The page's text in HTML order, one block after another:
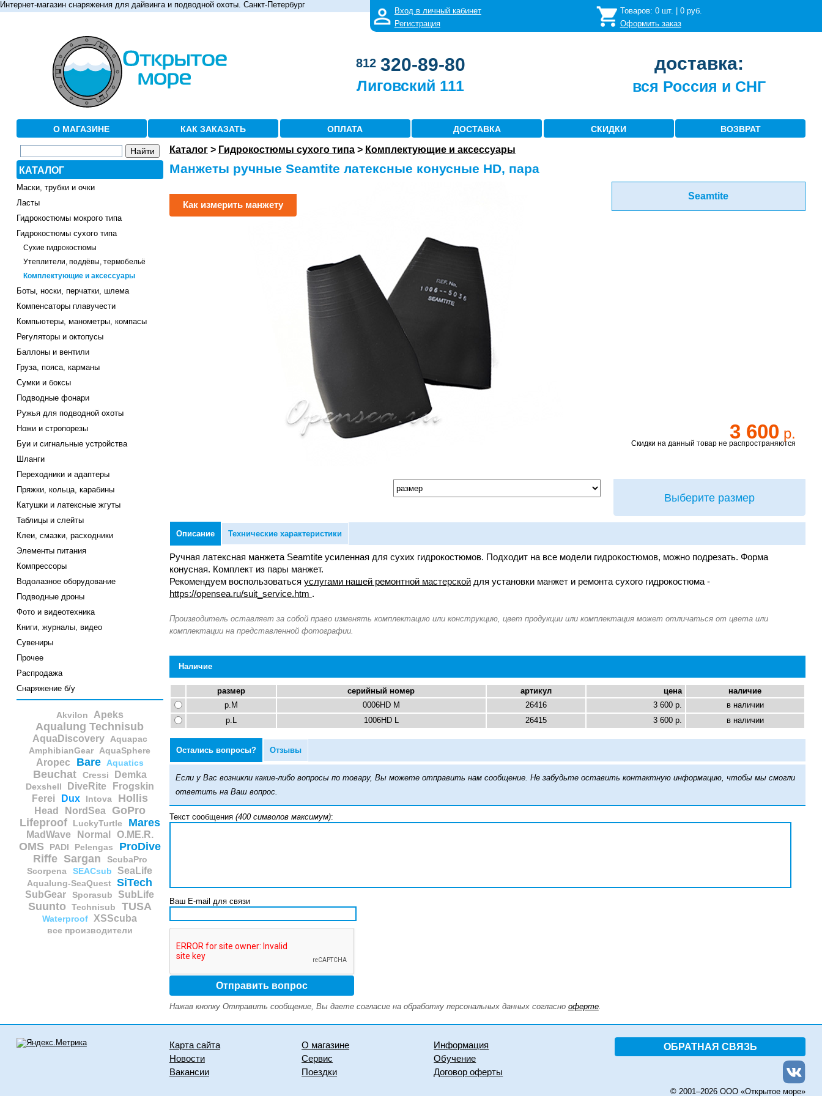
Интернет-магазин снаряжения для дайвинга и подводной охоты. Санкт-Петербург
Вход в личный кабинет
Регистрация
Товаров: 0шт. | 0руб.
Оформить заказ
812 320-89-80
Лиговский 111
доставка:
вся Россия и СНГ
О МАГАЗИНЕ КАК ЗАКАЗАТЬ ОПЛАТА ДОСТАВКА СКИДКИ ВОЗВРАТ
КАТАЛОГ
Маски, трубки и очки
Ласты
Гидрокостюмы мокрого типа
Гидрокостюмы сухого типа
Сухие гидрокостюмы
Утеплители, поддёвы, термобельё
Комплектующие и аксессуары
Боты, носки, перчатки, шлема
Компенсаторы плавучести
Компьютеры, манометры, компасы
Регуляторы и октопусы
Баллоны и вентили
Груза, пояса, карманы
Сумки и боксы
Подводные фонари
Ружья для подводной охоты
Ножи и стропорезы
Буи и сигнальные устройства
Шланги
Переходники и адаптеры
Пряжки, кольца, карабины
Катушки и латексные жгуты
Таблицы и слейты
Клеи, смазки, расходники
Элементы питания
Компрессоры
Водолазное оборудование
Подводные дроны
Фото и видеотехника
Книги, журналы, видео
Сувениры
Прочее
Распродажа
Снаряжение б/у
Akvilon Apeks
Aqualung Technisub
AquaDiscovery Aquapac
AmphibianGear AquaSphere
Aropec Bare Aquatics
Beuchat Cressi Demka
Dexshell DiveRite
Frogskin
Ferei
Dux Intova Hollis
Head NordSea
GoPro
Lifeproof
LuckyTurtle Mares
MadWave Normal O.ME.R.
OMS PADI Pelengas
ProDive
Riffe Sargan
ScubaPro
Scorpena
SEACsub SeaLife
Aqualung-SeaQuest SiTech
SubGear Sporasub SubLife
Suunto Technisub TUSA
Waterproof XSScuba
все производители
Каталог> Гидрокостюмы сухого типа> Комплектующие и аксессуары
Манжеты ручные Seamtite латексные конусные HD, пара
Как измерить манжету
Seamtite
3 600 р.
Скидки на данный товар не распространяются
Выберите размер
Описание Технические характеристики
Ручная латексная манжета Seamtite усиленная для сухих гидрокостюмов. Подходит на все модели гидрокостюмов, можно подрезать. Форма
конусная. Комплект из пары манжет.
Рекомендуем воспользоваться услугами нашей ремонтной мастерскойдля установки манжет и ремонта сухого гидрокостюма -
https://opensea.ru/suit_service.htm .
Наличие
размер серийный номер артикул цена
наличие
р.M
0006HD M 26416 3 600 р.
в наличии
р.L
1006HD L 26415 3 600 р. в наличии
Остались вопросы? Отзывы
Если у Вас возникли какие-либо вопросы по товару, Вы можете отправить нам сообщение. Не забудьте оставить контактную информацию, чтобы мы смогли
ответить на Ваш вопрос.
Текст сообщения (400 символов максимум):
Ваш E-mail для связи
Нажав кнопку Отправить сообщение, Вы даете согласие на обработку персональных данных согласно оферте.
ОБРАТНАЯ СВЯЗЬ
© 2001–2026 ООО «Открытое море»
Карта сайта О магазине
Информация
Новости
Сервис
Обучение
Вакансии
Поездки Договор оферты